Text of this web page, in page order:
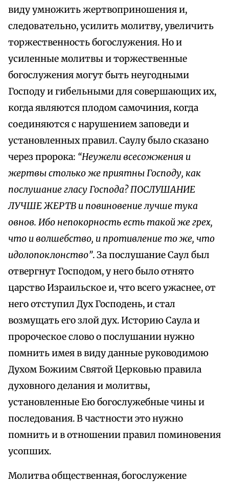
виду умножить жертвоприношения и,
следовательно, усилить молитву, увеличить
торжественность богослужения. Но и
усиленные молитвы и торжественные
богослужения могут быть неугодными
Господу и гибельными для совершающих их,
когда являются плодом самочиния, когда
соединяются с нарушением заповеди и
установленных правил. Саулу было сказано
через пророка: “Неужели всесожжения и
жертвы столько же приятны Господу, как
послушание гласу Господа? ПОСЛУШАНИЕ
ЛУЧШЕ ЖЕРТВ и повиновение лучше тука
овнов. Ибо непокорность есть такой же грех,
что и волшебство, и противление то же, что
идолопоклонство”. За послушание Саул был
отвергнут Господом, у него было отнято
царство Израильское и, что всего ужаснее, от
него отступил Дух Господень, и стал
возмущать его злой дух. Историю Саула и
пророческое слово о послушании нужно
помнить имея в виду данные руководимою
Духом Божиим Святой Церковью правила
духовного делания и молитвы,
установленные Ею богослужебные чины и
последования. В частности это нужно
помнить и в отношении правил поминовения
усопших.
Молитва общественная, богослужение